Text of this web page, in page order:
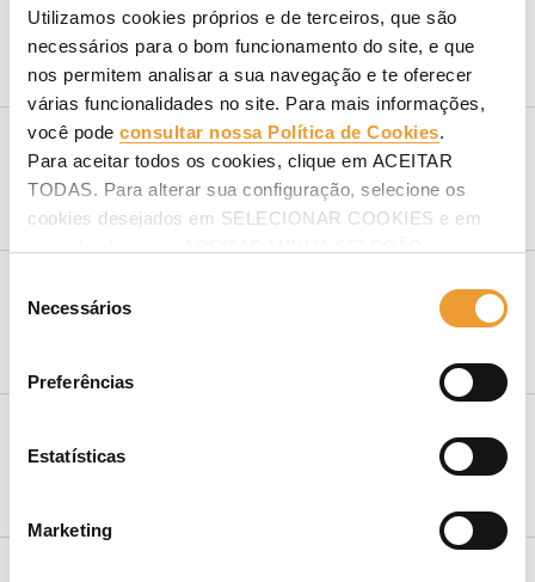
Utilizamos cookies próprios e de terceiros, que são
necessários para o bom funcionamento do site, e que
nos permitem analisar a sua navegação e te oferecer
várias funcionalidades no site. Para mais informações,
você pode consultar nossa Política de Cookies.
Para aceitar todos os cookies, clique em ACEITAR
TODAS. Para alterar sua configuração, selecione os
cookies desejados em SELECIONAR COOKIES e em
Necessários
Preferências
Estatísticas
Marketing
Logística
Engenharia e aplicação
Possibilidade de pré-montagem